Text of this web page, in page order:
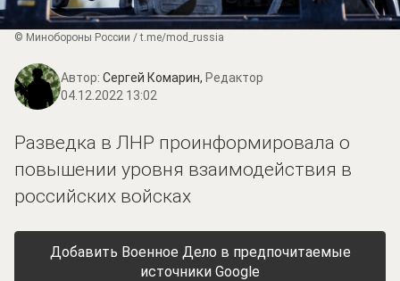
© Минобороны России / t.me/mod_russia
Автор: Сергей Комарин, Редактор
04.12.2022 13:02
Разведка в ЛНР проинформировала о
повышении уровня взаимодействия в
российских войсках
Добавить Военное Дело в предпочитаемые
источники Google